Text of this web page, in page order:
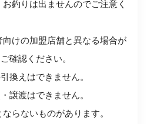
釣りは出ませんのでご注意く
けの加盟店舗と異なる場合が
確認ください。
換えはできません。
譲渡はできません。
らないものがあります。